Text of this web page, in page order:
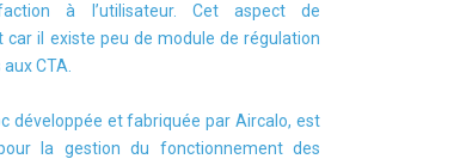
à l’utilisateur. Cet aspect de
car il existe peu de module de régulation
CTA.
développée et fabriquée par Aircalo, est
la gestion du fonctionnement des